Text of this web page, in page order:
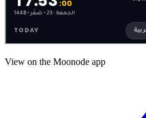
View on the Moonode app